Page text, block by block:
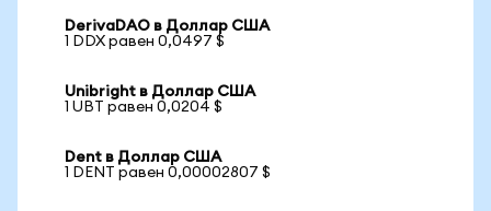
DerivaDAO в Доллар США
1 DDX равен 0,0497 $
Unibright в Доллар США
1 UBT равен 0,0204 $
Dent в Доллар США
1 DENT равен 0,00002807 $